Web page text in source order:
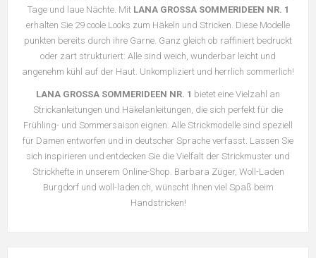
Tage und laue Nächte. Mit LANA GROSSA SOMMERIDEEN NR. 1
erhalten Sie 29 coole Looks zum Häkeln und Stricken. Diese Modelle
punkten bereits durch ihre Garne. Ganz gleich ob raffiniert bedruckt
oder zart strukturiert: Alle sind weich, wunderbar leicht und
angenehm kühl auf der Haut. Unkompliziert und herrlich sommerlich!
LANA GROSSA SOMMERIDEEN NR. 1 bietet eine Vielzahl an
Strickanleitungen und Häkelanleitungen, die sich perfekt für die
Frühling- und Sommersaison eignen. Alle Strickmodelle sind speziell
für Damen entworfen und in deutscher Sprache verfasst. Lassen Sie
sich inspirieren und entdecken Sie die Vielfalt der Strickmuster und
Strickhefte in unserem Online-Shop. Barbara Züger, Woll-Laden
Burgdorf und woll-laden.ch, wünscht Ihnen viel Spaß beim
Handstricken!